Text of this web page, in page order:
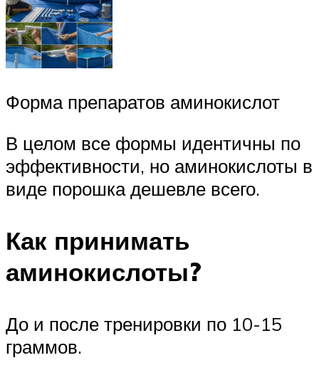
Форма препаратов аминокислот
В целом все формы идентичны по
эффективности, но аминокислоты в
виде порошка дешевле всего.
Как принимать
аминокислоты?
До и после тренировки по 10-15
граммов.